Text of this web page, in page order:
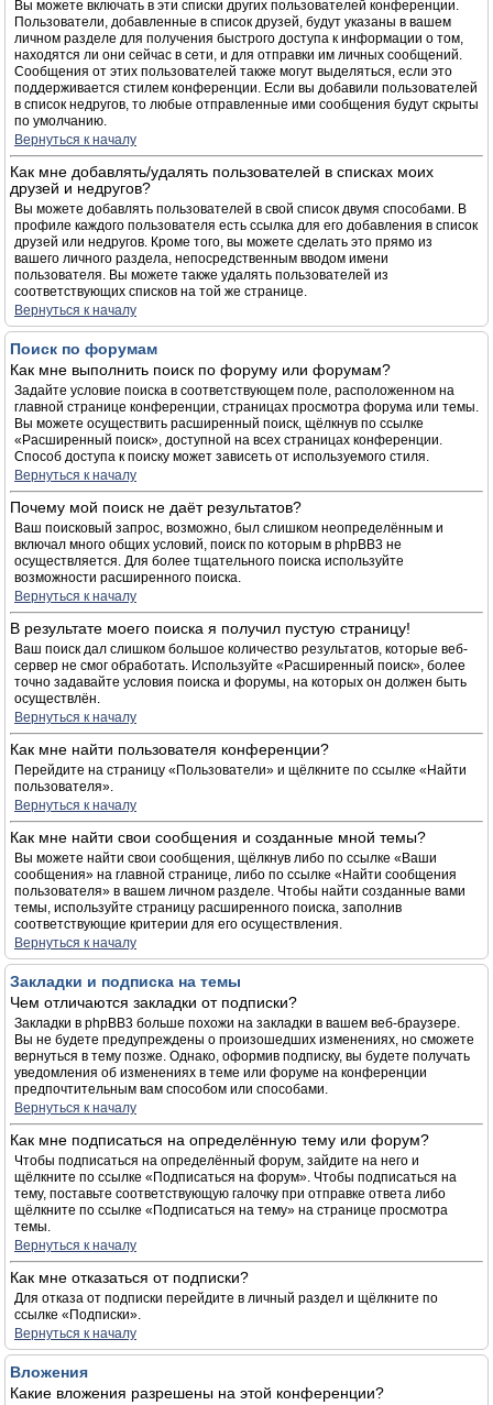
Вы можете включать в эти списки других пользователей конференции.
Пользователи, добавленные в список друзей, будут указаны в вашем
личном разделе для получения быстрого доступа к информации о том,
находятся ли они сейчас в сети, и для отправки им личных сообщений.
Сообщения от этих пользователей также могут выделяться, если это
поддерживается стилем конференции. Если вы добавили пользователей
в список недругов, то любые отправленные ими сообщения будут скрыты
по умолчанию.
Вернуться к началу
Как мне добавлять/удалять пользователей в списках моих
друзей и недругов?
Вы можете добавлять пользователей в свой список двумя способами. В
профиле каждого пользователя есть ссылка для его добавления в список
друзей или недругов. Кроме того, вы можете сделать это прямо из
вашего личного раздела, непосредственным вводом имени
пользователя. Вы можете также удалять пользователей из
соответствующих списков на той же странице.
Вернуться к началу
Поиск по форумам
Как мне выполнить поиск по форуму или форумам?
Задайте условие поиска в соответствующем поле, расположенном на
главной странице конференции, страницах просмотра форума или темы.
Вы можете осуществить расширенный поиск, щёлкнув по ссылке
«Расширенный поиск», доступной на всех страницах конференции.
Способ доступа к поиску может зависеть от используемого стиля.
Вернуться к началу
Почему мой поиск не даёт результатов?
Ваш поисковый запрос, возможно, был слишком неопределённым и
включал много общих условий, поиск по которым в phpBB3 не
осуществляется. Для более тщательного поиска используйте
возможности расширенного поиска.
Вернуться к началу
В результате моего поиска я получил пустую страницу!
Ваш поиск дал слишком большое количество результатов, которые веб-
сервер не смог обработать. Используйте «Расширенный поиск», более
точно задавайте условия поиска и форумы, на которых он должен быть
осуществлён.
Вернуться к началу
Как мне найти пользователя конференции?
Перейдите на страницу «Пользователи» и щёлкните по ссылке «Найти
пользователя».
Вернуться к началу
Как мне найти свои сообщения и созданные мной темы?
Вы можете найти свои сообщения, щёлкнув либо по ссылке «Ваши
сообщения» на главной странице, либо по ссылке «Найти сообщения
пользователя» в вашем личном разделе. Чтобы найти созданные вами
темы, используйте страницу расширенного поиска, заполнив
соответствующие критерии для его осуществления.
Вернуться к началу
Закладки и подписка на темы
Чем отличаются закладки от подписки?
Закладки в phpBB3 больше похожи на закладки в вашем веб-браузере.
Вы не будете предупреждены о произошедших изменениях, но сможете
вернуться в тему позже. Однако, оформив подписку, вы будете получать
уведомления об изменениях в теме или форуме на конференции
предпочтительным вам способом или способами.
Вернуться к началу
Как мне подписаться на определённую тему или форум?
Чтобы подписаться на определённый форум, зайдите на него и
щёлкните по ссылке «Подписаться на форум». Чтобы подписаться на
тему, поставьте соответствующую галочку при отправке ответа либо
щёлкните по ссылке «Подписаться на тему» на странице просмотра
темы.
Вернуться к началу
Как мне отказаться от подписки?
Для отказа от подписки перейдите в личный раздел и щёлкните по
ссылке «Подписки».
Вернуться к началу
Вложения
Какие вложения разрешены на этой конференции?